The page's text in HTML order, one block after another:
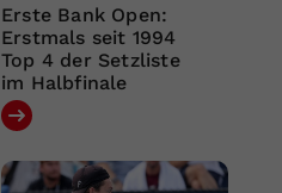
Erste Bank Open:
Erstmals seit 1994
Top 4 der Setzliste
im Halbfinale